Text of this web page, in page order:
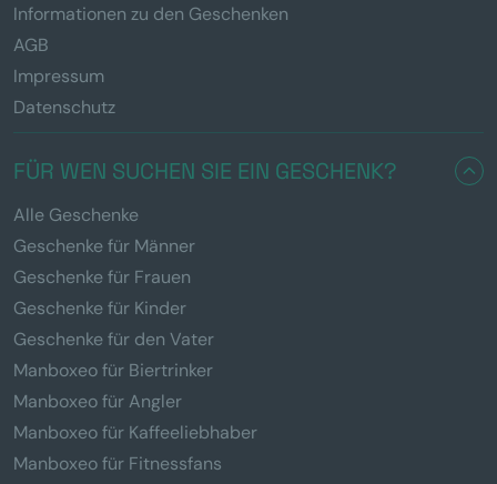
Informationen zu den Geschenken
AGB
Impressum
Datenschutz
FÜR WEN SUCHEN SIE EIN GESCHENK?
Alle Geschenke
Geschenke für Männer
Geschenke für Frauen
Geschenke für Kinder
Geschenke für den Vater
Manboxeo für Biertrinker
Manboxeo für Angler
Manboxeo für Kaffeeliebhaber
Manboxeo für Fitnessfans